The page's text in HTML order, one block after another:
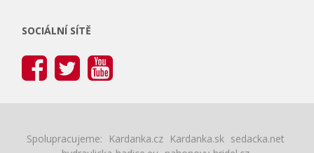
SOCIÁLNÍ SÍTĚ
Spolupracujeme: Kardanka.cz Kardanka.sk sedacka.net